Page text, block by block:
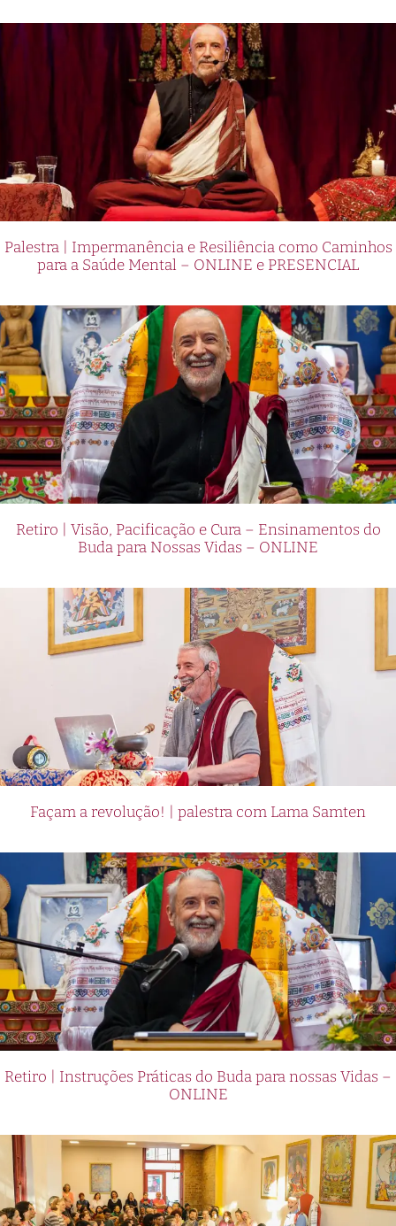
Palestra | Impermanência e Resiliência como Caminhos
para a Saúde Mental – ONLINE e PRESENCIAL
Retiro | Visão, Pacificação e Cura – Ensinamentos do
Buda para Nossas Vidas – ONLINE
Façam a revolução! | palestra com Lama Samten
Retiro | Instruções Práticas do Buda para nossas Vidas –
ONLINE